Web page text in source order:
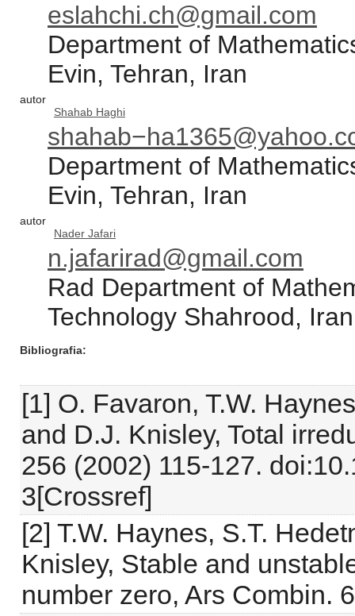
eslahchi.ch@gmail.com
Department of
Evin, Tehran, Iran
autor
Shahab Haghi
Department of
Evin, Tehran, Iran
autor
Nader Jafari
n.jafarirad@gmail.com
Rad Department of
Technology Shahrood, Iran
Bibliografia
[1] O. Favaron, T.W.
and D.J. Knisley, Total
256 (2002) 115-127.
3[Crossref]
[2] T.W. Haynes, S.T.
Knisley, Stable and
number zero, Ars Combin.